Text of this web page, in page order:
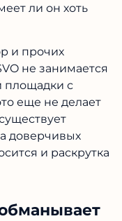
ли он хоть
и прочих
не занимается
площадки с
еще не делает
доверчивых
и раскрутка